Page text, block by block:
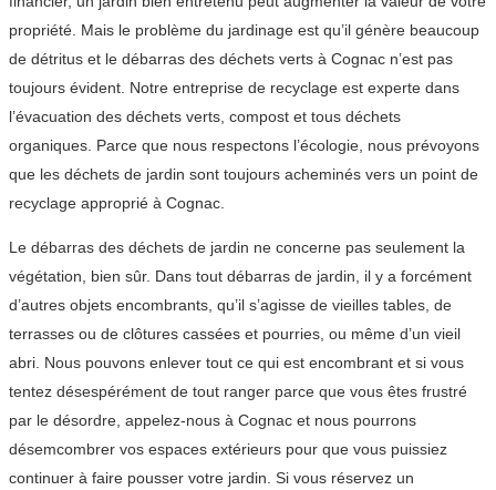
propriété. Mais le problème du jardinage est qu’il génère beaucoup
de détritus et le débarras des déchets verts à Cognac n’est pas
toujours évident. Notre entreprise de recyclage est experte dans
l’évacuation des déchets verts, compost et tous déchets
organiques. Parce que nous respectons l’écologie, nous prévoyons
que les déchets de jardin sont toujours acheminés vers un point de
recyclage approprié à Cognac.
Le débarras des déchets de jardin ne concerne pas seulement la
végétation, bien sûr. Dans tout débarras de jardin, il y a forcément
d’autres objets encombrants, qu’il s’agisse de vieilles tables, de
terrasses ou de clôtures cassées et pourries, ou même d’un vieil
abri. Nous pouvons enlever tout ce qui est encombrant et si vous
tentez désespérément de tout ranger parce que vous êtes frustré
par le désordre, appelez-nous à Cognac et nous pourrons
désemcombrer vos espaces extérieurs pour que vous puissiez
continuer à faire pousser votre jardin. Si vous réservez un